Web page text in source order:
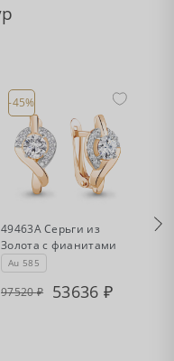
-45%
49463А Серьги из
Золота с фианитами
Au 585
97520 53636